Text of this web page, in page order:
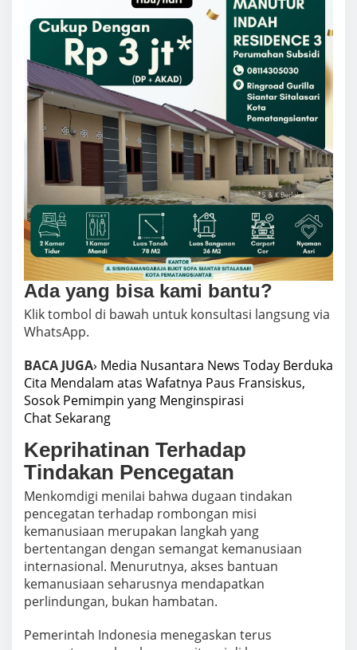
Ada yang bisa kami bantu?
Klik tombol di bawah untuk konsultasi langsung via
WhatsApp.
BACA JUGA› Media Nusantara News Today Berduka
Cita Mendalam atas Wafatnya Paus Fransiskus,
Sosok Pemimpin yang Menginspirasi
Chat Sekarang
Keprihatinan Terhadap
Tindakan Pencegatan
Menkomdigi menilai bahwa dugaan tindakan
pencegatan terhadap rombongan misi
kemanusiaan merupakan langkah yang
bertentangan dengan semangat kemanusiaan
internasional. Menurutnya, akses bantuan
kemanusiaan seharusnya mendapatkan
perlindungan, bukan hambatan.
Pemerintah Indonesia menegaskan terus